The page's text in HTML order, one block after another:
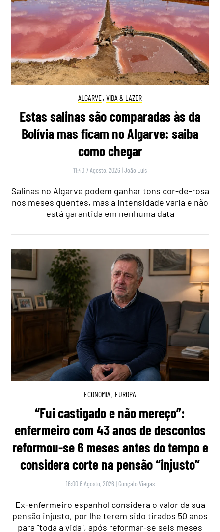
ALGARVE, VIDA & LAZER
Estas salinas são comparadas às da
Bolívia mas ficam no Algarve: saiba
como chegar
11:40 7 Agosto, 2026 |João Luís
Salinas no Algarve podem ganhar tons cor-de-rosa
nos meses quentes, mas a intensidade varia e não
está garantida em nenhuma data
ECONOMIA , EUROPA
“Fui castigado e não mereço”:
enfermeiro com 43 anos de descontos
reformou-se 6 meses antes do tempo e
considera corte na pensão “injusto”
16:00 6 Agosto, 2026 | Gonçalo Viegas
Ex-enfermeiro espanhol considera o valor da sua
pensão injusto, por lhe terem sido tirados 50 anos
para "toda a vida", após reformar-se seis meses